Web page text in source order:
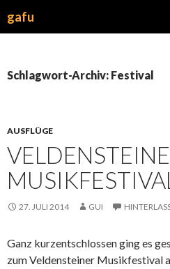
gafu
Schlagwort-Archiv: Festival
AUSFLÜGE
27. JULI 2014 GUI
Ganz kurzentschlossen ging es
zum Veldensteiner Musikfestival